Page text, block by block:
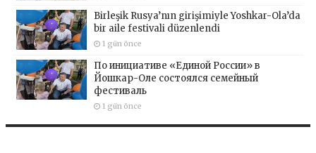
Birleşik Rusya’nın girişimiyle Yoshkar-Ola’da
bir aile festivali düzenlendi
1 gün önce
По инициативе «Единой России» в
Йошкар-Оле состоялся семейный
фестиваль
1 gün önce